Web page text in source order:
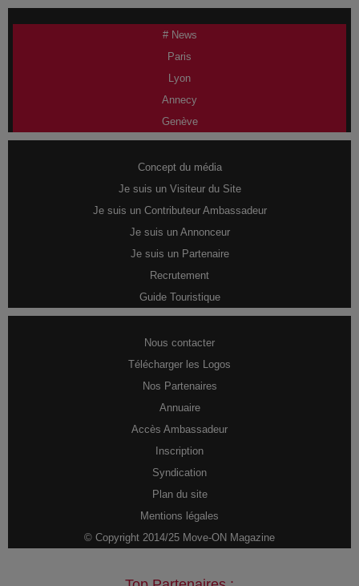
# News
Paris
Lyon
Annecy
Genève
Concept du média
Je suis un Visiteur du Site
Je suis un Contributeur Ambassadeur
Je suis un Annonceur
Je suis un Partenaire
Recrutement
Guide Touristique
Nous contacter
Télécharger les Logos
Nos Partenaires
Annuaire
Accès Ambassadeur
Inscription
Syndication
Plan du site
Mentions légales
© Copyright 2014/25 Move-ON Magazine